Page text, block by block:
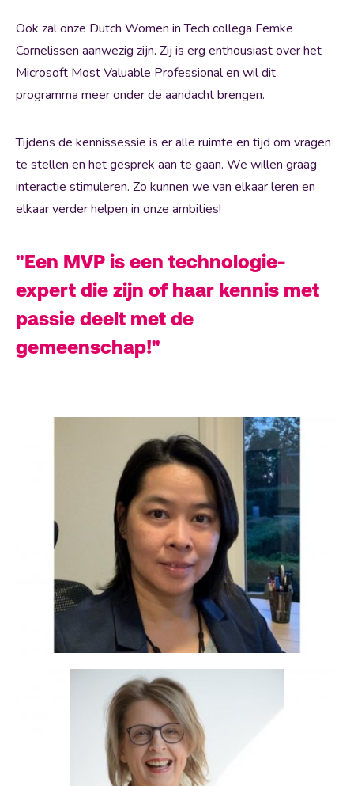
Ook zal onze Dutch Women in Tech collega Femke
Cornelissen aanwezig zijn. Zij is erg enthousiast over het
Microsoft Most Valuable Professional en wil dit
programma meer onder de aandacht brengen.
Tijdens de kennissessie is er alle ruimte en tijd om vragen
te stellen en het gesprek aan te gaan. We willen graag
interactie stimuleren. Zo kunnen we van elkaar leren en
elkaar verder helpen in onze ambities!
"Een MVP is een technologie-
expert die zijn of haar kennis met
passie deelt met de
gemeenschap!"